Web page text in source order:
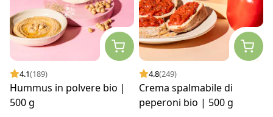
4.1(189)
Hummus in polvere bio |
500 g
4.8(249)
Crema spalmabile di
peperoni bio | 500 g